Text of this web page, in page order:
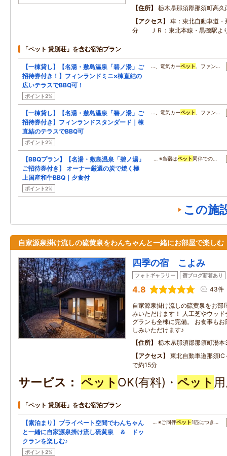
住所
栃木県那須郡那須町高
アクセス
車：東北自動車道
分 ＪＲ：東北本線・黒磯駅よ
「ペット 貸別荘」を含む宿泊プラン
【一棟貸し】【名湯・敷島温泉「碧ノ湯」ご
招待券付き！】フィンランドミニ×棟直結の
広いテラスでBBQ可！
ポイント2%
…、電気カーペット 、ファン…
【一棟貸し】【名湯・敷島温泉「碧ノ湯」ご
招待券付き】フィンランドスタンダード｜棟
直結のテラスでBBQ可
ポイント2%
…、電気カーペット 、ファン…
【BBQプラン】【名湯・敷島温泉「碧ノ湯」
ご招待券付き】 オーナー厳選の炭で焼く極
上国産和牛BBQ｜夕食付
ポイント2%
… ※当宿はペット 同伴での…
この施
自家源泉掛け流しの硫黄泉をわんちゃんと一緒にお部屋で楽しむ
四季の宿 こよみ
フォトギャラリー 宿ブログ新着あり
4.8 43件
自家源泉掛け流しの硫黄泉をお部
みいただけます！ 人工芝やウッ
グランも全棟に完備。 お食事もお
しみいただけます♪
住所
栃木県那須郡那須町湯
アクセス
東北自動車道那須
で約15分
サービス ペット OK(有料)・ ペット
「ペット 貸別荘」を含む宿泊プラン
【素泊まり】プライベート空間でわんちゃん
と一緒に自家源泉掛け流し硫黄泉 ＆ ドッ
クランを楽しむ♪
ポイント2%
… ※ご同伴ペット1匹につき…